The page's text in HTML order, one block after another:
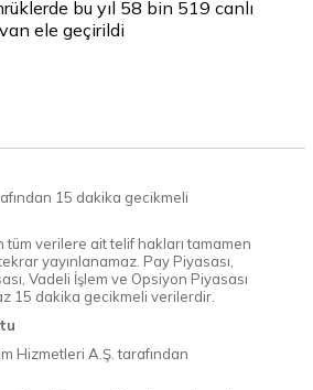
bu yıl 58 bin 519 canlı
ele geçirildi
15 dakika gecikmeli
tüm verilere ait telif hakları tamamen
yayınlanamaz. Pay Piyasası,
Vadeli İşlem ve Opsiyon Piyasası
15 dakika gecikmeli verilerdir.
Hizmetleri A.Ş. tarafından